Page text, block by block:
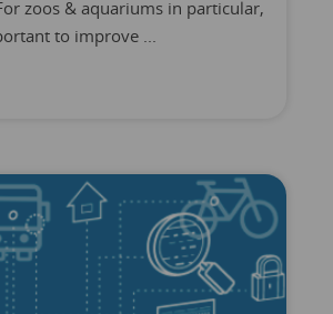
zoos & aquariums in particular,
to improve ...